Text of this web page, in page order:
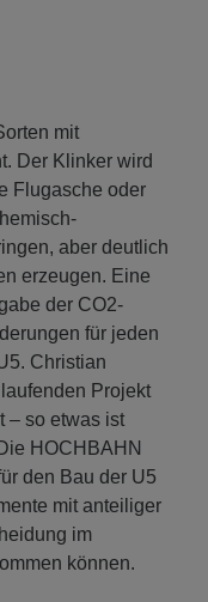
mit
Der Klinker wird
Flugasche oder
aber deutlich
erzeugen. Eine
der CO2-
für jeden
Christian
Projekt
– so etwas ist
HOCHBAHN
den Bau der U5
mit anteiliger
im
können.